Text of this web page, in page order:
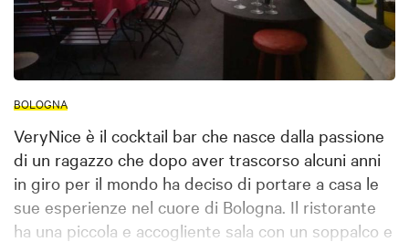
BOLOGNA
VeryNice è il cocktail bar che nasce dalla passione
di un ragazzo che dopo aver trascorso alcuni anni
in giro per il mondo ha deciso di portare a casa le
sue esperienze nel cuore di Bologna. Il ristorante
ha una piccola e accogliente sala con un soppalco e